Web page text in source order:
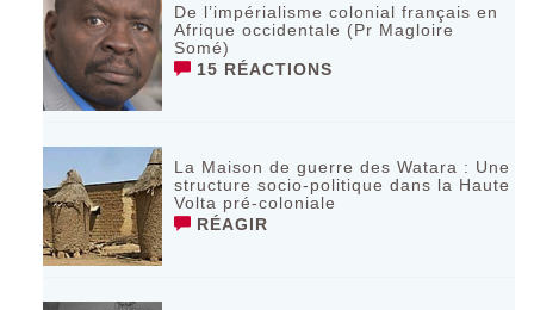
De l’impérialisme colonial français en
Afrique occidentale (Pr Magloire
Somé)
15 RÉACTIONS
La Maison de guerre des Watara : Une
structure socio-politique dans la Haute
Volta pré-coloniale
RÉAGIR